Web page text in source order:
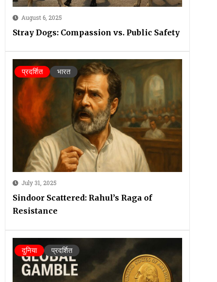
August 6, 2025
Stray Dogs: Compassion vs. Public Safety
July 31, 2025
Sindoor Scattered: Rahul’s Raga of
Resistance
प्रदर्शित भारत
दुनिया प्रदर्शित